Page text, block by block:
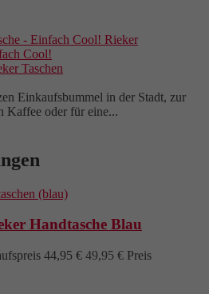
Rieker
Cool!
Taschen
Einkaufsbummel in der Stadt, zur
Kaffee oder für eine...
Handtasche Blau
44,95 € 49,95 € Preis